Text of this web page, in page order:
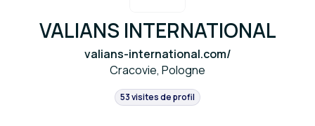
VALIANS INTERNATIONAL
valians-international.com/
Cracovie, Pologne
53 visites de profil